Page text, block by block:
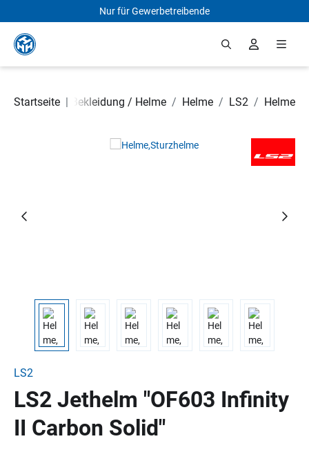
Zum Hauptinhalt springen
Nur für Gewerbetreibende
Startseite |
Rollerteile Bekleidung / Helme / Helme / LS2 / Helme
Bildergalerie überspringen
LS2
LS2 Jethelm "OF603 Infinity
II Carbon Solid"